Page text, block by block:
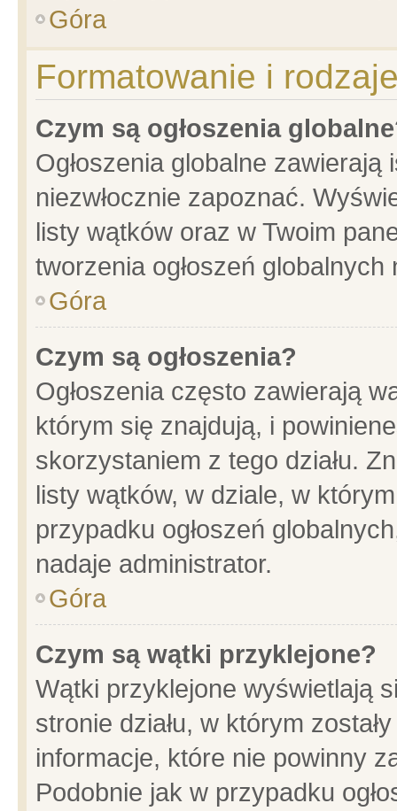
Góra
Formatowanie i
Czym są ogłoszenia
Ogłoszenia globalne
niezwłocznie zapoznać.
listy wątków oraz w Twoim
tworzenia ogłoszeń
Góra
Czym są ogłoszenia?
Ogłoszenia często zawierają
którym się znajdują, i
skorzystaniem z tego działu.
listy wątków, w dziale, w
przypadku ogłoszeń
nadaje administrator.
Góra
Czym są wątki przyklejone?
Wątki przyklejone wyświetlają
stronie działu, w którym
informacje, które nie powinny
Podobnie jak w przypadku